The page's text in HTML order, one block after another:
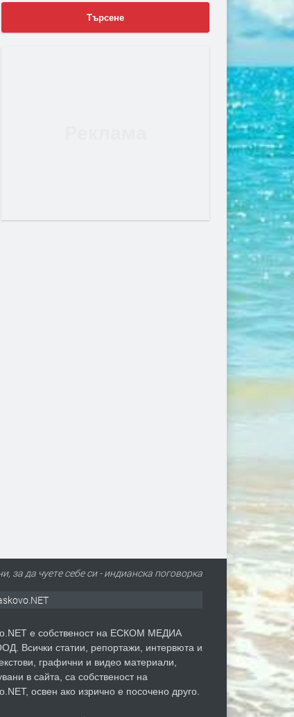
Търсене
за да чуете себе си - индианска поговорка
е собственост на ЕСКОМ МЕДИА
Всички статии, репортажи, интервюта и
графични и видео материали,
в сайта, са собственост на
освен ако изрично е посочено друго.